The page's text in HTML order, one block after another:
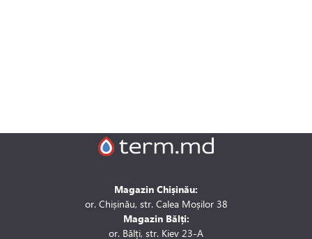
Magazin Chișinău:
or. Chișinău, str. Calea Moșilor 38
Magazin Bălți:
or. Bălți, str. Kiev 23-A